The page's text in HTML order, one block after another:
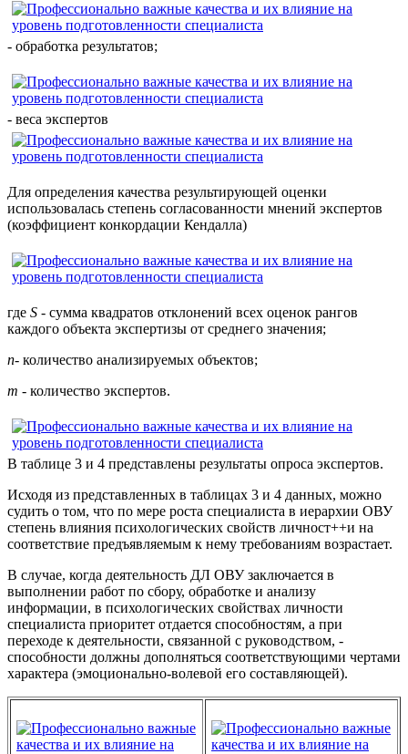
- обработка результатов;
- веса экспертов
Для определения качества результирующей оценки
использовалась степень согласованности мнений экспертов
(коэффициент конкордации Кендалла)
где S - сумма квадратов отклонений всех оценок рангов
каждого объекта экспертизы от среднего значения;
n- количество анализируемых объектов;
т - количество экспертов.
В таблице 3 и 4 представлены результаты опроса экспертов.
Исходя из представленных в таблицах 3 и 4 данных, можно
судить о том, что по мере роста специалиста в иерархии ОВУ
степень влияния психологических свойств личност++и на
соответствие предъявляемым к нему требованиям возрастает.
В случае, когда деятельность ДЛ ОВУ заключается в
выполнении работ по сбору, обработке и анализу
информации, в психологических свойствах личности
специалиста приоритет отдается способностям, а при
переходе к деятельности, связанной с руководством, -
способности должны дополняться соответствующими чертами
характера (эмоционально-волевой его составляющей).